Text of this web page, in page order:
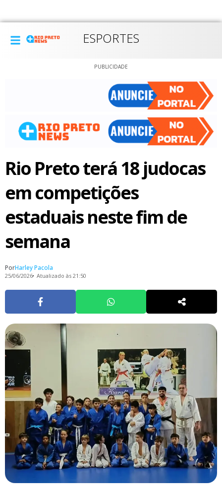
ESPORTES
PUBLICIDADE
Rio Preto terá 18 judocas
em competições
estaduais neste fim de
semana
PorHarley Pacola
25/06/2026 Atualizado às 21:50